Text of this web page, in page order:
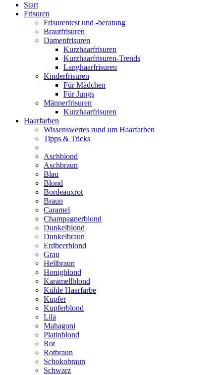
Start
Frisuren
Frisurentest und -beratung
Brautfrisuren
Damenfrisuren
Kurzhaarfrisuren
Kurzhaarfrisuren-Trends
Langhaarfrisuren
Kinderfrisuren
Für Mädchen
Für Jungs
Männerfrisuren
Kurzhaarfrisuren
Haarfarben
Wissenswertes rund um Haarfarben
Tipps & Tricks
Aschblond
Aschbraun
Blau
Blond
Bordeauxrot
Braun
Caramel
Champagnerblond
Dunkelblond
Dunkelbraun
Erdbeerblond
Grau
Hellbraun
Honigblond
Karamellblond
Kühle Haarfarbe
Kupfer
Kupferblond
Lila
Mahagoni
Platinblond
Rot
Rotbraun
Schokobraun
Schwarz